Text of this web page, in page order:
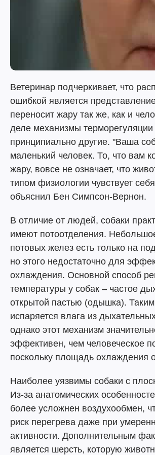
Ветеринар подчеркивает, что
ошибкой является
переносит жару так же, как и
деле механизмы терморегуляции
принципиально другие. "Ваша
маленький человек. То, что вам
жару, вовсе не означает, что
типом физиологии чувствует
объяснил Бен Симпсон-Вернон.
В отличие от людей, собаки
имеют потоотделения.
потовых желез есть только на
но этого недостаточно для
охлаждения. Основной способ
температуры у собак – частое
открытой пастью (одышка).
испаряется влага из
однако этот механизм
эффективен, чем человеческое
поскольку площадь охлаждения
Наиболее уязвимы собаки с
Из-за анатомических
более усложнен воздухообмен,
риск перегрева даже при
активности. Дополнительным
является шерсть, которую